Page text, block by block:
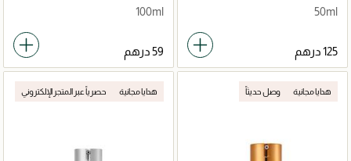
50ml
100ml
هدايا مجانية وصل حديثاً هدايا مجانية حصرياً عبر المتجر الإلكتروني